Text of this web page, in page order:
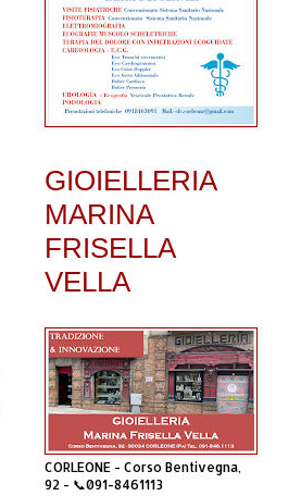
GIOIELLERIA
MARINA
FRISELLA
VELLA
CORLEONE - Corso Bentivegna,
92 - 📞091-8461113